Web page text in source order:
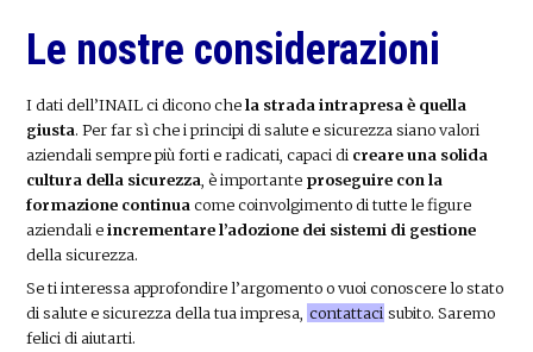
Le nostre considerazioni
I dati dell’INAIL ci dicono chela strada intrapresa è quella
giusta. Per far sì che i principi di salute e sicurezza siano valori
aziendali sempre più forti e radicati, capaci di creare una solida
cultura della sicurezza , è importante proseguire con la
formazione continua come coinvolgimento di tutte le figure
aziendali eincrementare l’adozione dei sistemi di gestione
della sicurezza.
Se ti interessa approfondire l’argomento o vuoi conoscere lo stato
di salute e sicurezza della tua impresa, contattaci subito. Saremo
felici di aiutarti.